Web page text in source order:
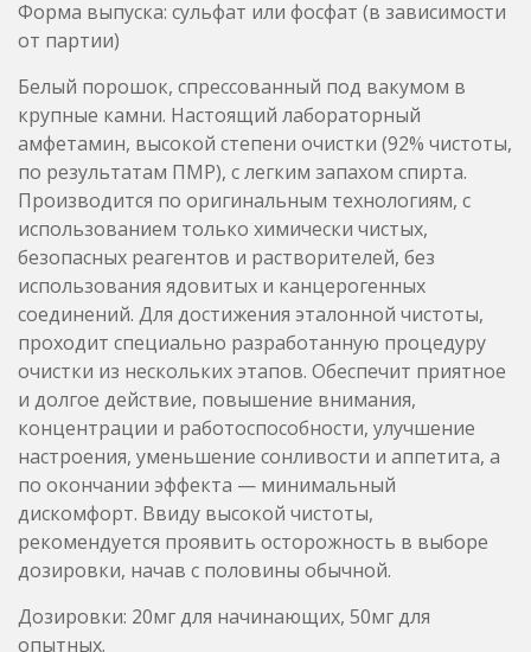
по результатам ПМР), с легким запахом спирта.
Производится по оригинальным технологиям, с
использованием только химически чистых,
безопасных реагентов и растворителей, без
использования ядовитых и канцерогенных
соединений. Для достижения эталонной чистоты,
проходит специально разработанную процедуру
очистки из нескольких этапов. Обеспечит приятное
и долгое действие, повышение внимания,
концентрации и работоспособности, улучшение
настроения, уменьшение сонливости и аппетита, а
по окончании эффекта — минимальный
дискомфорт. Ввиду высокой чистоты,
рекомендуется проявить осторожность в выборе
дозировки, начав с половины обычной.
Дозировки: 20мг для начинающих, 50мг для
опытных.
ВНИМАНИЕ: не смешивать с антидепресантами,
афродизиаками, снотворным.
МЕФЕДРОН High quality (рекристализованная мука в
камнях, 92%)